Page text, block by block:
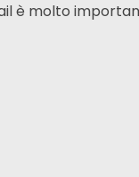
è molto